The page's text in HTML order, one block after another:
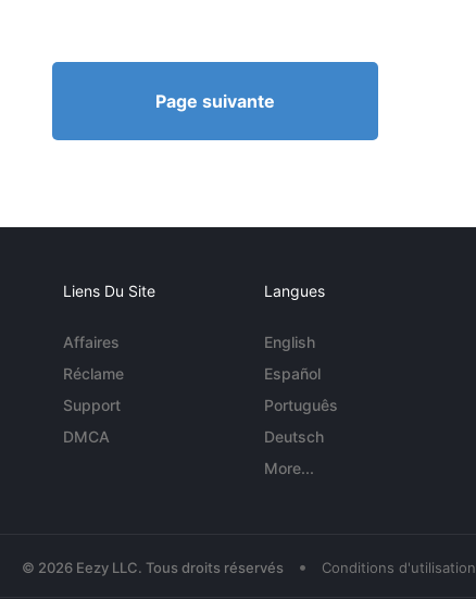
Page suivante
Liens Du Site
Affaires
Réclame
Support
DMCA
Langues
English
Español
Português
Deutsch
More...
© 2026 Eezy LLC. Tous droits réservés • Conditions d'utilisation